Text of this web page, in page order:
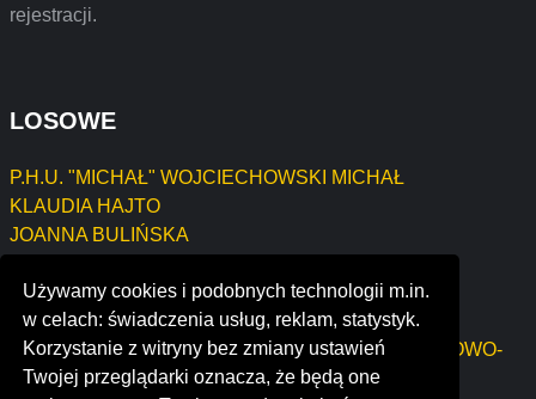
Używamy cookies i podobnych technologii m.in.
w celach: świadczenia usług, reklam, statystyk.
Korzystanie z witryny bez zmiany ustawień
Twojej przeglądarki oznacza, że będą one
rejestracji.
LOSOWE
P.H.U. "MICHAŁ" WOJCIECHOWSKI MICHAŁ
KLAUDIA HAJTO
JOANNA BULIŃSKA
MROZIEWSKA
PPH "VENA" eksport-import Mariusz Kluźniak
Tadeusz Piasecki FIRMA PRODUKCYJNO-USŁUGOWO-
HANDLOWA " P A T "